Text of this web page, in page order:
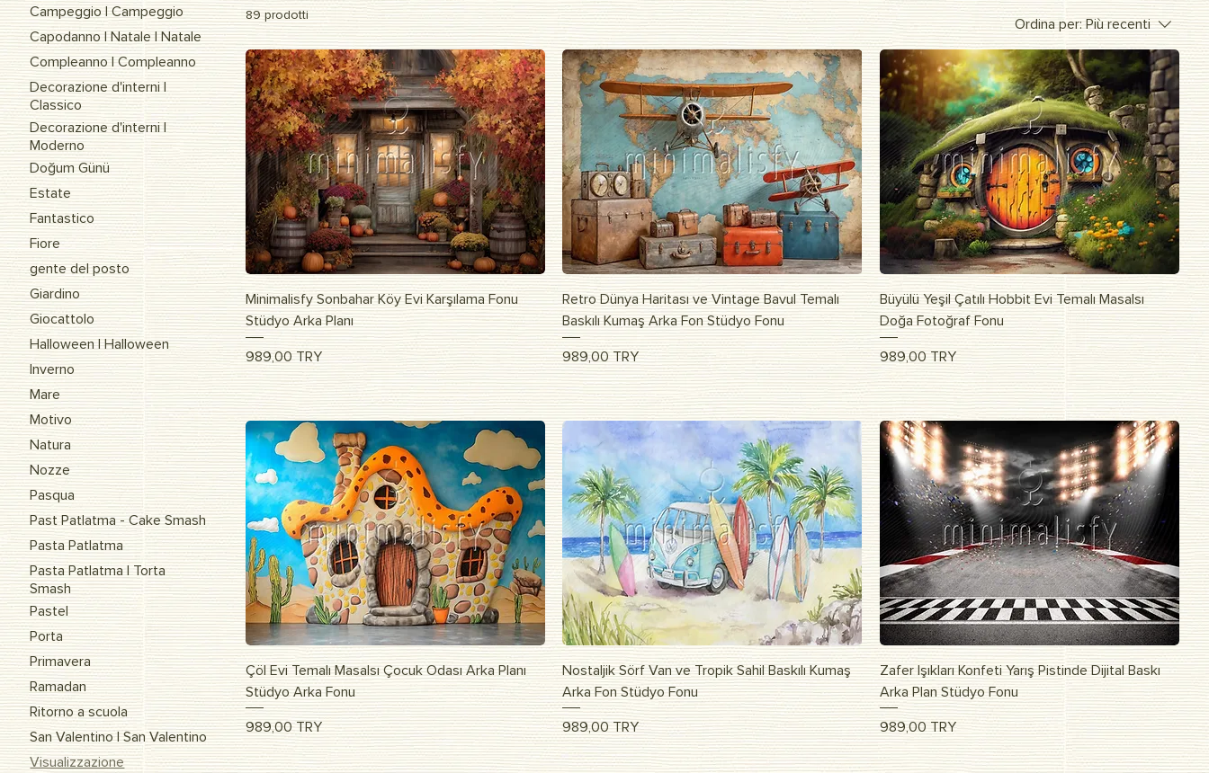
Campeggio | Campeggio
Capodanno | Natale | Natale
Compleanno | Compleanno
Decorazione d'interni |
Classico
Decorazione d'interni |
Moderno
Doğum Günü
Estate
Fantastico
Fiore
gente del posto
Giardino
Giocattolo
Halloween | Halloween
Inverno
Mare
Motivo
Natura
Nozze
Pasqua
Past Patlatma - Cake Smash
Pasta Patlatma
Pasta Patlatma | Torta
Smash
Pastel
Porta
Primavera
Ramadan
Ritorno a scuola
San Valentino | San Valentino
Visualizzazione
89 prodotti
Ordina per: Più recenti
Vista rapida
Minimalisfy Sonbahar Köy Evi Karşılama Fonu
Stüdyo Arka Planı
Prezzo
989,00 TRY
Vista rapida
Retro Dünya Haritası ve Vintage Bavul Temalı
Baskılı Kumaş Arka Fon Stüdyo Fonu
Prezzo
989,00 TRY
Vista rapida
Büyülü Yeşil Çatılı Hobbit Evi Temalı Masalsı
Doğa Fotoğraf Fonu
Prezzo
989,00 TRY
Vista rapida
Çöl Evi Temalı Masalsı Çocuk Odası Arka Planı
Stüdyo Arka Fonu
Prezzo
989,00 TRY
Vista rapida
Nostaljik Sörf Van ve Tropik Sahil Baskılı Kumaş
Arka Fon Stüdyo Fonu
Prezzo
989,00 TRY
Vista rapida
Zafer Işıkları Konfeti Yarış Pistinde Dijital Baskı
Arka Plan Stüdyo Fonu
Prezzo
989,00 TRY